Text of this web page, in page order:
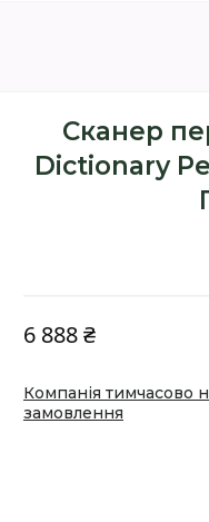
Сканер
Dictionary
6 888 ₴
Компанія тимчасово
замовлення